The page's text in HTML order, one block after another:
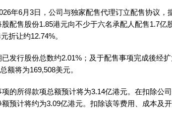
6月3日，公司与独家配售代理订立配售协议，
配售股份1.85港元向不少于六名承配人配售1.7亿
折让约12.74%。
行股份总数约2.01%；及于配售事项完成後经扩
额将为169,508美元。
所得款项总额预计将为3.14亿港元。在扣除公
预计将约为3.09亿港元。扣除该等费用、成本及